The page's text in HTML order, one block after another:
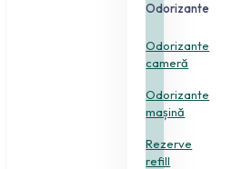
Odorizante
Odorizante
cameră
Odorizante
mașină
Rezerve
refill